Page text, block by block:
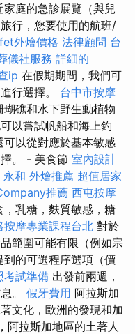
庭的急診展覽（與兒
行，您要使用的航班/
外燴價格 法律顧問 台
儀社服務 詳細的
ip 在假期期間，我們可
行選擇。 台中市按摩
礁和水下野生動植物
以嘗試帆船和海上釣
以從對應於基本敏感
。 - 美食節 室內設計
永和 外燴推薦 超值居家
推薦 西屯按摩
乳糖，麩質敏感，糖
按摩專業課程台北 對於
範圍可能有限（例如宗
的可選程序選項（價
考試準備 出發前兩週，
。 假牙費用 阿拉斯加
文化，歐洲的發現和加
阿拉斯加地區的土著人